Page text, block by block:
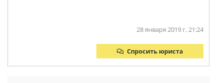
28 января 2019 г. 21:24
Спросить юриста